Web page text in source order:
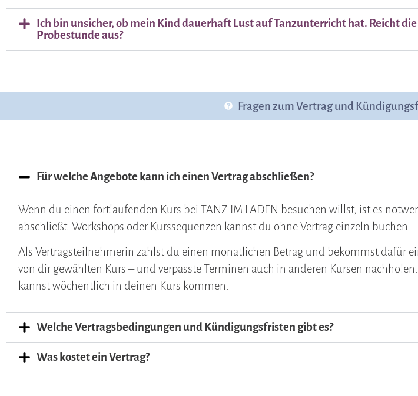
Ich bin unsicher, ob mein Kind dauerhaft Lust auf Tanzunterricht hat. Reicht
Probestunde aus?
Fragen zum Vertrag und
Für welche Angebote kann ich einen Vertrag abschließen?
Wenn du einen fortlaufenden Kurs bei TANZ IM LADEN besuchen willst, ist es
abschließt. Workshops oder Kurssequenzen kannst du ohne Vertrag einzeln buchen.
Als Vertragsteilnehmerin zahlst du einen monatlichen Betrag und bekommst dafür
von dir gewählten Kurs – und verpasste Terminen auch in anderen Kursen
kannst wöchentlich in deinen Kurs kommen.
Welche Vertragsbedingungen und Kündigungsfristen gibt es?
Was kostet ein Vertrag?